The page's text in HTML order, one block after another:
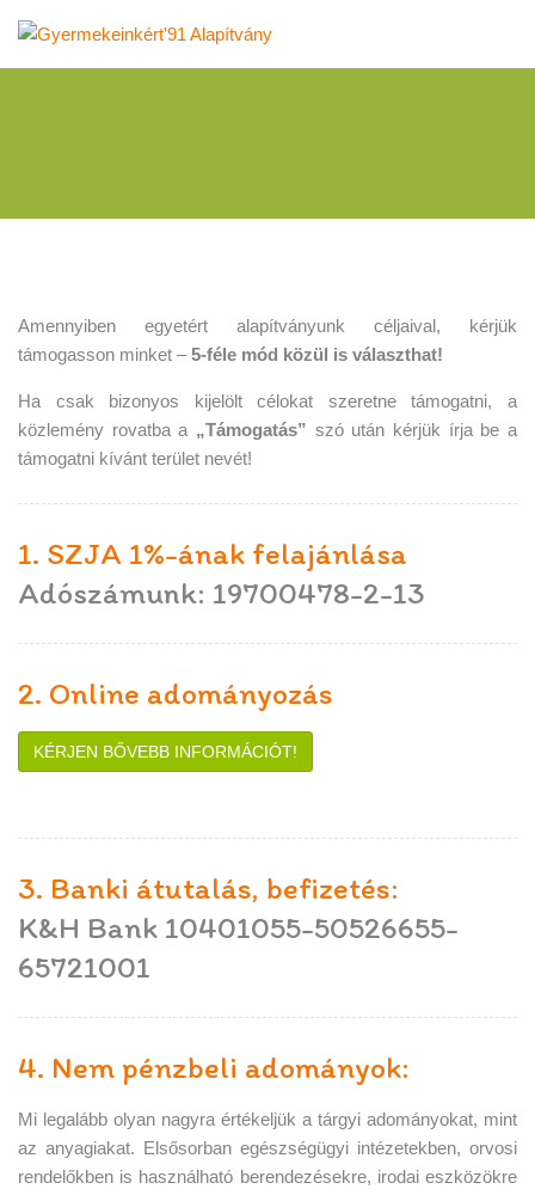
Amennyiben egyetért alapítványunk céljaival, kérjük
támogasson minket –5-féle mód közül is választhat!
Ha csak bizonyos kijelölt célokat szeretne támogatni, a
közlemény rovatba a „Támogatás” szó után kérjük írja be a
támogatni kívánt terület nevét!
1. SZJA 1%-ának felajánlása
Adószámunk: 19700478-2-13
2. Online adományozás
KÉRJEN BŐVEBB INFORMÁCIÓT!
3. Banki átutalás, befizetés:
K&H Bank 10401055-50526655-
65721001
4. Nem pénzbeli adományok:
Mi legalább olyan nagyra értékeljük a tárgyi adományokat, mint
az anyagiakat. Elsősorban egészségügyi intézetekben, orvosi
rendelőkben is használható berendezésekre, irodai eszközökre